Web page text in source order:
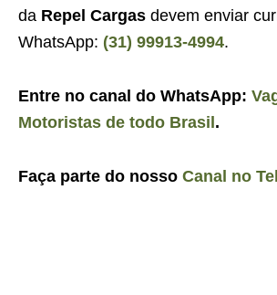
da Repel Cargas devem enviar
WhatsApp: (31) 99913-4994.
Entre no canal do WhatsApp:
Motoristas de todo Brasil .
Faça parte do nosso Canal no